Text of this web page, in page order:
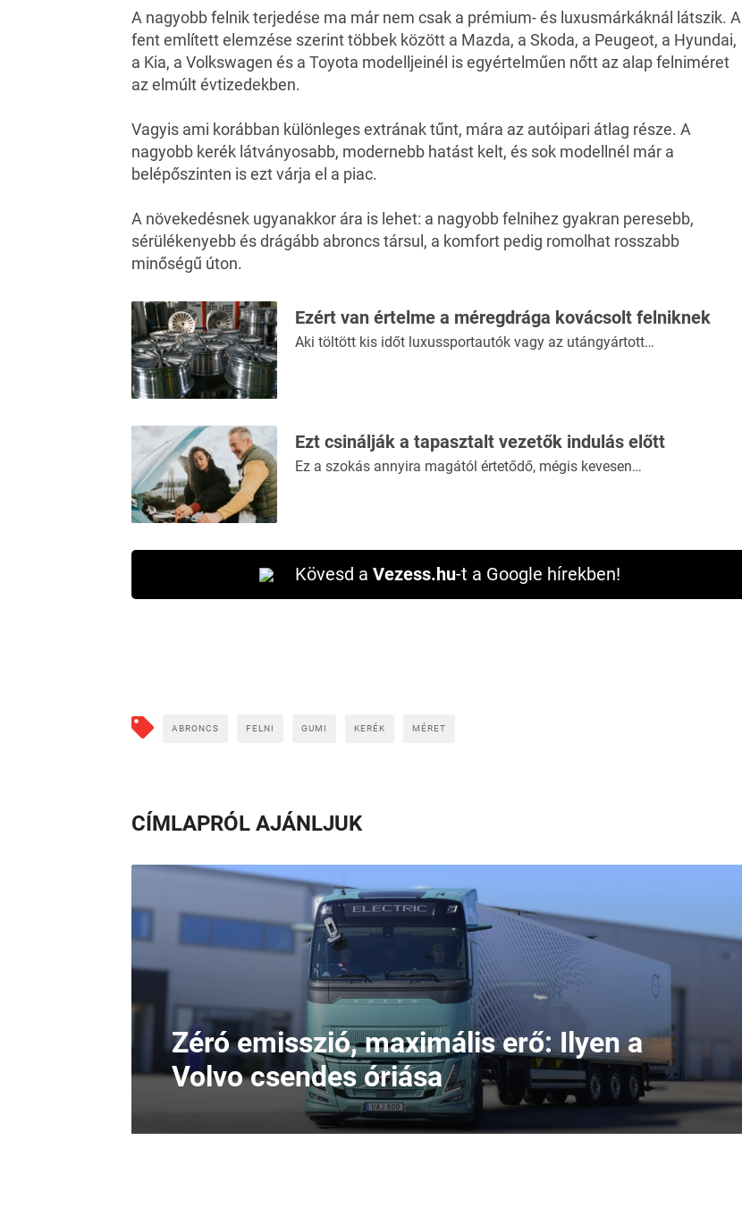
A nagyobb felnik terjedése ma már nem csak a prémium- és luxusmárkáknál látszik. A
fent említett elemzése szerint többek között a Mazda, a Skoda, a Peugeot, a Hyundai,
a Kia, a Volkswagen és a Toyota modelljeinél is egyértelműen nőtt az alap felniméret
az elmúlt évtizedekben.
Vagyis ami korábban különleges extrának tűnt, mára az autóipari átlag része. A
nagyobb kerék látványosabb, modernebb hatást kelt, és sok modellnél már a
belépőszinten is ezt várja el a piac.
A növekedésnek ugyanakkor ára is lehet: a nagyobb felnihez gyakran peresebb,
sérülékenyebb és drágább abroncs társul, a komfort pedig romolhat rosszabb
minőségű úton.
Ezért van értelme a méregdrága kovácsolt felniknek
Aki töltött kis időt luxussportautók vagy az utángyártott…
Ezt csinálják a tapasztalt vezetők indulás előtt
Ez a szokás annyira magától értetődő, mégis kevesen…
Kövesd a Vezess.hu-t a Google hírekben!
ABRONCS FELNI GUMI KERÉK MÉRET
CÍMLAPRÓL AJÁNLJUK
Zéró emisszió, maximális erő: Ilyen a
Volvo csendes óriása